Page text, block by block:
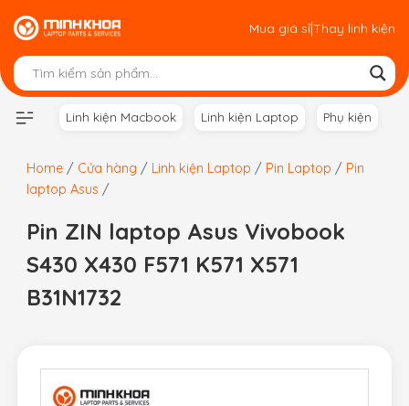
Skip
to
content
Mua giá sỉ|Thay linh kiện
Linh kiện Macbook Linh kiện Laptop Phụ kiện
Home / Cửa hàng / Linh kiện Laptop / Pin Laptop / Pin
laptop Asus /
Pin ZIN laptop Asus Vivobook
S430 X430 F571 K571 X571
B31N1732